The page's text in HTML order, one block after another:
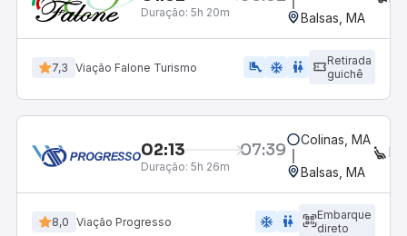
Duração: 5h 20m Balsas, MA
7,3 Viação Falone Turismo airline_seat_legroom_extra ac_unit wc
Retirada
guichê
02:13 07:39
Duração: 5h 26m
Colinas, MA
Balsas, MA
8,0 Viação Progresso ac_unit wc
Embarque
direto